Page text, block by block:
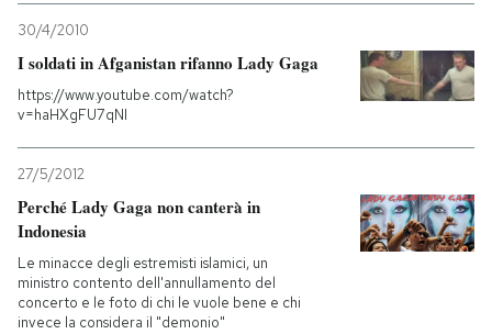
30/4/2010
I soldati in Afganistan rifanno Lady Gaga
https://www.youtube.com/watch?
v=haHXgFU7qNI
27/5/2012
Perché Lady Gaga non canterà in
Indonesia
Le minacce degli estremisti islamici, un
ministro contento dell'annullamento del
concerto e le foto di chi le vuole bene e chi
invece la considera il "demonio"